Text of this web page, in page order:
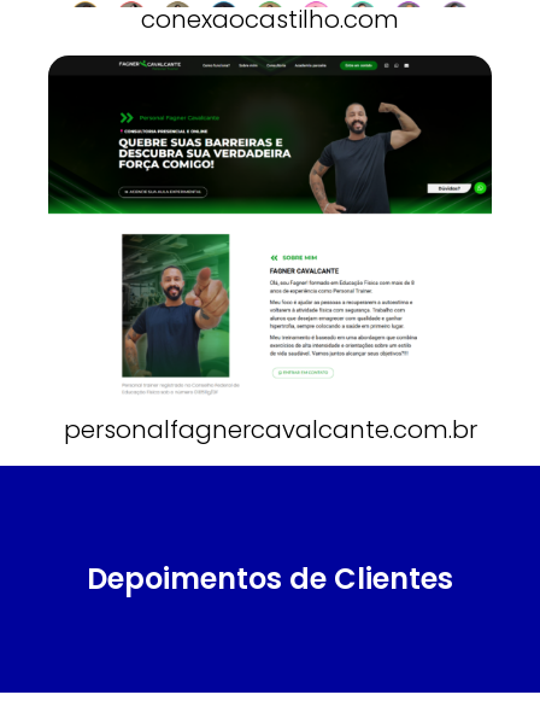
conexaocastilho.com
personalfagnercavalcante.com.br
Depoimentos de Clientes